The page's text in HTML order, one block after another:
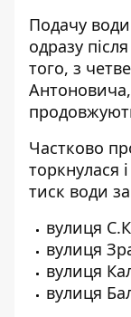
Подачу
одразу
того, з
Частково
торкнулася
тиск води
вулиця
вулиця
вулиця
вулиця